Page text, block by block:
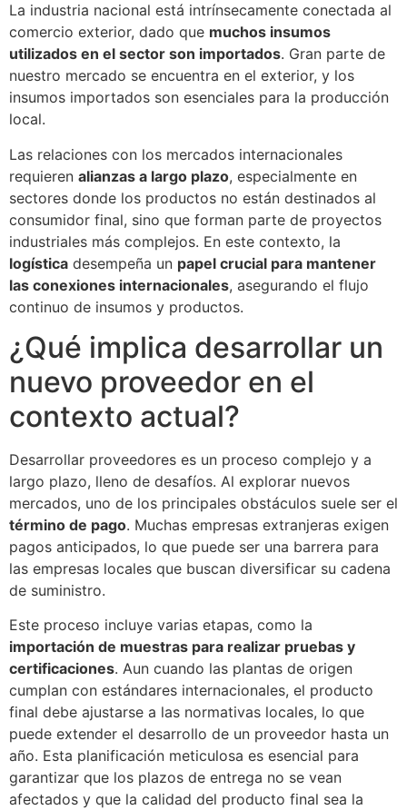
La industria nacional está intrínsecamente conectada al
comercio exterior, dado que muchos insumos
utilizados en el sector son importados. Gran parte de
nuestro mercado se encuentra en el exterior, y los
insumos importados son esenciales para la producción
local.
Las relaciones con los mercados internacionales
requieren alianzas a largo plazo, especialmente en
sectores donde los productos no están destinados al
consumidor final, sino que forman parte de proyectos
industriales más complejos. En este contexto, la
logística desempeña un papel crucial para mantener
las conexiones internacionales, asegurando el flujo
continuo de insumos y productos.
¿Qué implica desarrollar un
nuevo proveedor en el
contexto actual?
Desarrollar proveedores es un proceso complejo y a
largo plazo, lleno de desafíos. Al explorar nuevos
mercados, uno de los principales obstáculos suele ser el
término de pago. Muchas empresas extranjeras exigen
pagos anticipados, lo que puede ser una barrera para
las empresas locales que buscan diversificar su cadena
de suministro.
Este proceso incluye varias etapas, como la
importación de muestras para realizar pruebas y
certificaciones. Aun cuando las plantas de origen
cumplan con estándares internacionales, el producto
final debe ajustarse a las normativas locales, lo que
puede extender el desarrollo de un proveedor hasta un
año. Esta planificación meticulosa es esencial para
garantizar que los plazos de entrega no se vean
afectados y que la calidad del producto final sea la